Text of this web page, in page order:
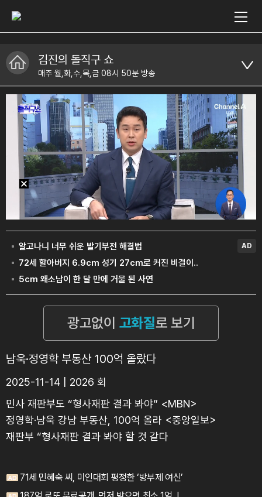
김진의 돌직구 쇼
매주 월,화,수,목,금 08시 50분 방송
남욱·정영학 부동산 100억 올랐다
2025-11-14 | 2026 회
민사 재판부도 “형사재판 결과 봐야” <MBN>
정영학·남욱 강남 부동산, 100억 올라 <중앙일보>
재판부 “형사재판 결과 봐야 할 것 같다